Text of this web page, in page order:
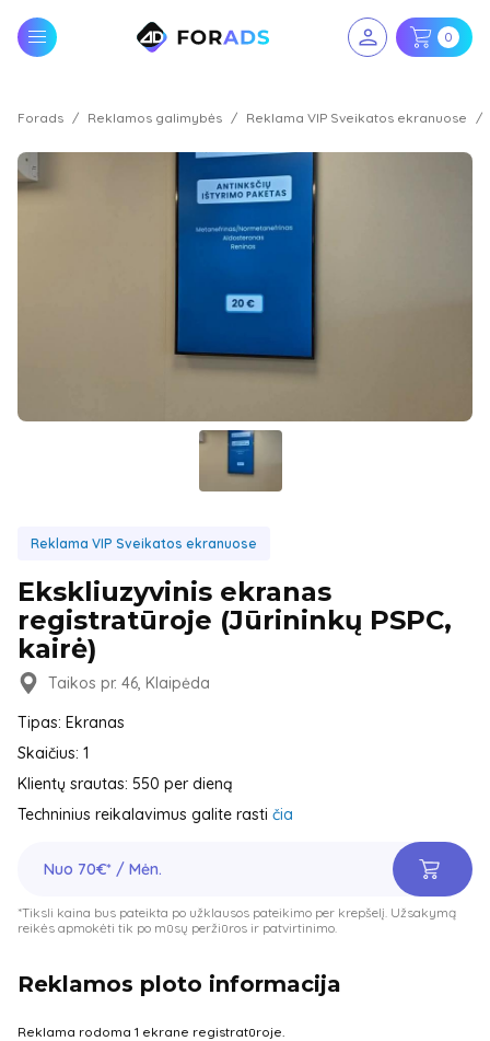
0
Forads Reklamos galimybės Reklama VIP Sveikatos ekranuose
Reklama VIP Sveikatos ekranuose
Ekskliuzyvinis ekranas
registratūroje (Jūrininkų PSPC,
kairė)
Taikos pr. 46, Klaipėda
Tipas: Ekranas
Skaičius: 1
Klientų srautas: 550 per dieną
Techninius reikalavimus galite rasti čia
Nuo 70€* / Mėn.
*Tiksli kaina bus pateikta po užklausos pateikimo per krepšelį. Užsakymą
reikės apmokėti tik po mūsų peržiūros ir patvirtinimo.
Reklamos ploto informacija
Reklama rodoma 1 ekrane registratūroje.